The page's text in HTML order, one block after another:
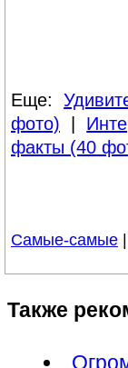
Еще:
фото)
факты (40
Самые-самые |
Также